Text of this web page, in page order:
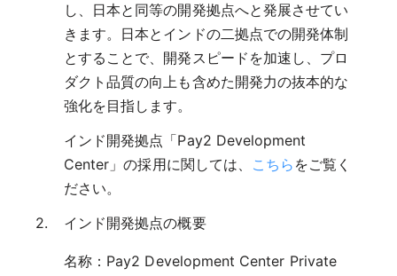
し、日本と同等の開発拠点へと発展させてい
きます。日本とインドの二拠点での開発体制
とすることで、開発スピードを加速し、プロ
ダクト品質の向上も含めた開発力の抜本的な
強化を目指します。
インド開発拠点「Pay2 Development
Center」の採用に関しては、
こちら をご覧く
ださい。
インド開発拠点の概要
名称：Pay2 Development Center Private